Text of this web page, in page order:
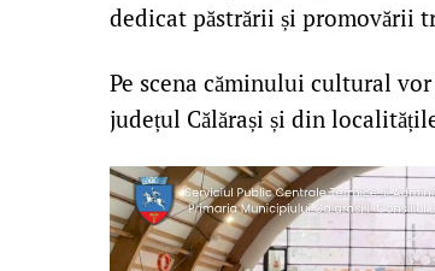
dedicat păstrării și promovării
Pe scena căminului cultural
județul Călărași și din